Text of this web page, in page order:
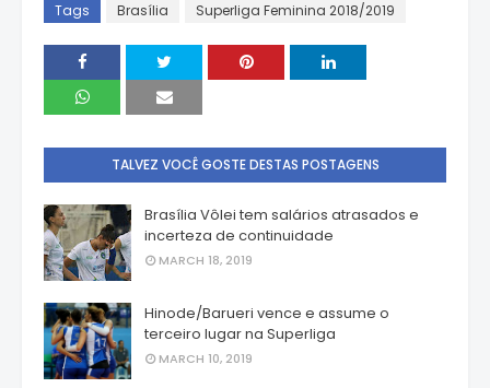
Tags Brasília Superliga Feminina 2018/2019
TALVEZ VOCÊ GOSTE DESTAS POSTAGENS
Brasília Vôlei tem salários atrasados e
incerteza de continuidade
MARCH 18, 2019
Hinode/Barueri vence e assume o
terceiro lugar na Superliga
MARCH 10, 2019